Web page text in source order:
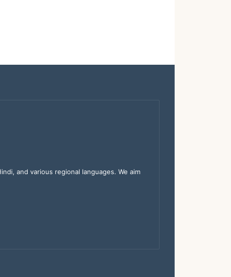
and various regional languages. We aim